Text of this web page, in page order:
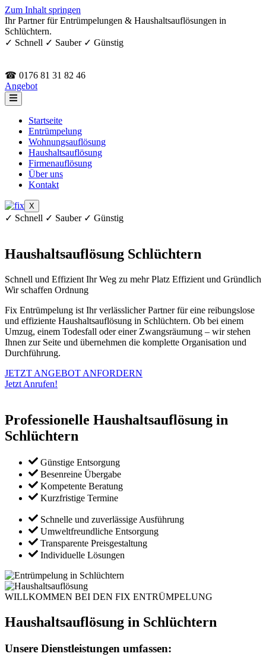
Zum Inhalt springen
Ihr Partner für Entrümpelungen & Haushaltsauflösungen in
Schlüchtern.
✓ Schnell ✓ Sauber ✓ Günstig
☎ 0176 81 31 82 46
Angebot
Startseite
Entrümpelung
Wohnungsauflösung
Haushaltsauflösung
Firmenauflösung
Über uns
Kontakt
X
✓ Schnell ✓ Sauber ✓ Günstig
Haushaltsauflösung Schlüchtern
Schnell und Effizient Ihr Weg zu mehr Platz Effizient und Gründlich
Wir schaffen Ordnung
Fix Entrümpelung ist Ihr verlässlicher Partner für eine reibungslose
und effiziente Haushaltsauflösung in Schlüchtern. Ob bei einem
Umzug, einem Todesfall oder einer Zwangsräumung – wir stehen
Ihnen zur Seite und übernehmen die komplette Organisation und
Durchführung.
JETZT ANGEBOT ANFORDERN
Jetzt Anrufen!
Professionelle Haushaltsauflösung in
Schlüchtern
Günstige Entsorgung
Besenreine Übergabe
Kompetente Beratung
Kurzfristige Termine
Schnelle und zuverlässige Ausführung
Umweltfreundliche Entsorgung
Transparente Preisgestaltung
Individuelle Lösungen
WILLKOMMEN BEI DEN FIX ENTRÜMPELUNG
Haushaltsauflösung in Schlüchtern
Unsere Dienstleistungen umfassen: